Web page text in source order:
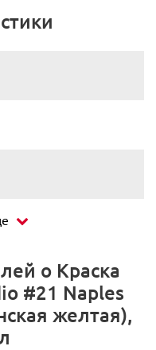
о Краска
#21 Naples
желтая),